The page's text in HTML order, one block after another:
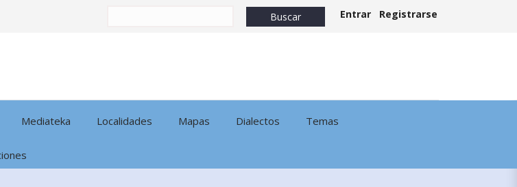
Entrar Registrarse
Mediateka Localidades Mapas Dialectos Temas